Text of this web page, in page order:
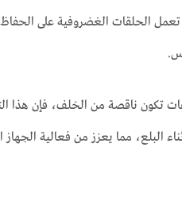
الحلقات الغضروفية على الحفاظ
تكون ناقصة من الخلف، فإن هذا
البلع، مما يعزز من فعالية